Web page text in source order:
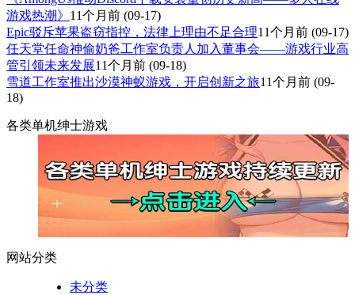
游戏热潮》 11个月前 (09-17)
Epic驳斥苹果盗窃指控，法律上理由不足合理11个月前 (09-17)
任天堂任命神偷奶爸工作室负责人加入董事会——游戏行业高
管引领未来发展11个月前 (09-18)
雪道工作室推出沙漠神蚁游戏，开启创新之旅11个月前 (09-
18)
各类单机绅士游戏
网站分类
未分类